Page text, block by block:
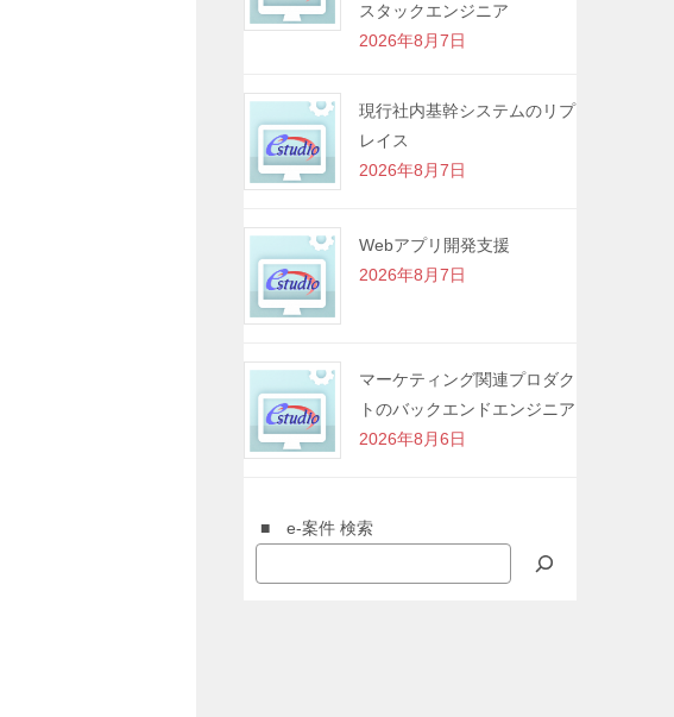
スタックエンジニア
2026年8月7日
現行社内基幹システムのリプ
レイス
2026年8月7日
Webアプリ開発支援
2026年8月7日
マーケティング関連プロダク
トのバックエンドエンジニア
2026年8月6日
■ e-案件 検索